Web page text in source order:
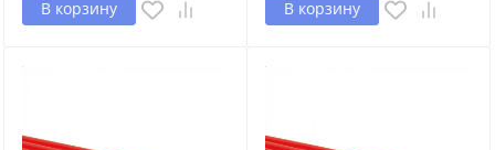
В корзину В корзину